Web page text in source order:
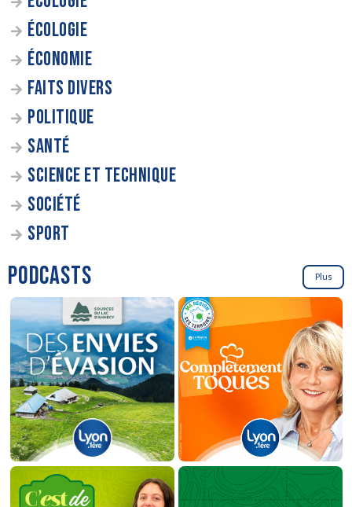
ÉCOLOGIE
ÉCONOMIE
FAITS DIVERS
POLITIQUE
SANTÉ
SCIENCE ET TECHNIQUE
SOCIÉTÉ
SPORT
PODCASTS Plus